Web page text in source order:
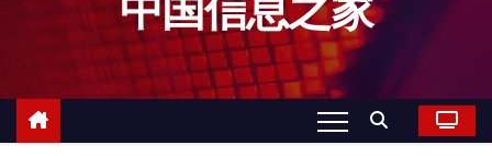
中国信息之家